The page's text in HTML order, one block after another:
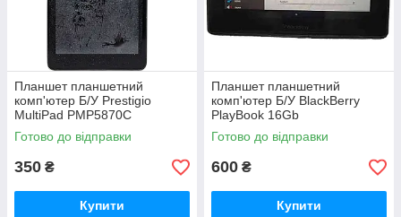
Планшет планшетний
комп'ютер Б/У Prestigio
MultiPad PMP5870C
Готово до відправки
350 ₴
Купити
Планшет планшетний
комп'ютер Б/У BlackBerry
PlayBook 16Gb
Готово до відправки
600 ₴
Купити